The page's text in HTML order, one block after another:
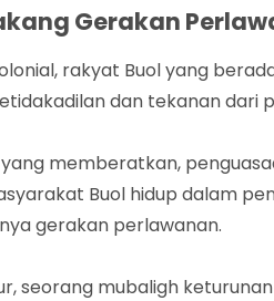
Gerakan
rakyat Buol yang
dan tekanan dari
memberatkan,
Buol hidup dalam
gerakan perlawanan.
seorang mubaligh